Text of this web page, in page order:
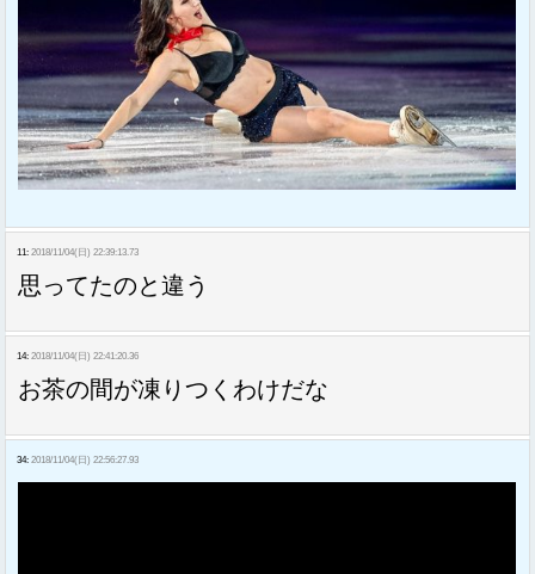
11: 2018/11/04(日) 22:39:13.73
思ってたのと違う
14: 2018/11/04(日) 22:41:20.36
お茶の間が凍りつくわけだな
34: 2018/11/04(日) 22:56:27.93